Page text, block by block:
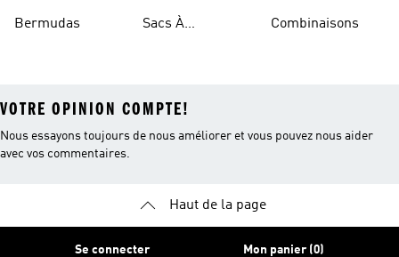
Bermudas
Sacs À
Combinaisons
VOTRE OPINION COMPTE!
Nous essayons toujours de nous améliorer et vous pouvez nous aider
avec vos commentaires.
Haut de la page
Se connecter Mon panier (0)